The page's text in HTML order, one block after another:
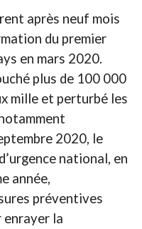
après neuf mois
du premier
en mars 2020.
plus de 100 000
mille et perturbé les
2020, le
national, en
année,
préventives
la